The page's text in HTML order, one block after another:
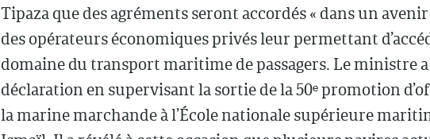
Tipaza que des agréments seront accordés « dans un
des opérateurs économiques privés leur permettant
domaine du transport maritime de passagers. Le ministre
déclaration en supervisant la sortie de la 50ᵉ promotion
la marine marchande à l’École nationale supérieure